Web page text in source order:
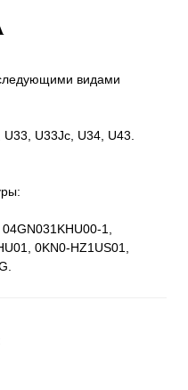
видами
U33Jc, U34, U43.
1,
0KN0-HZ1US01,